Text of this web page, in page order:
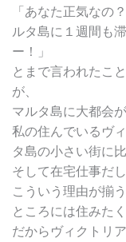
「あなた正気なの
ルタ島に１週間も
ー！」
とまで言われたこと
が、
マルタ島に大都会
私の住んでいるヴ
タ島の小さい街に
そして在宅仕事だし
こういう理由が揃
ところには住みたく
だからヴィクトリ